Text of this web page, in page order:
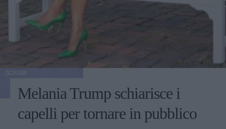
Melania Trump schiarisce i
capelli per tornare in pubblico